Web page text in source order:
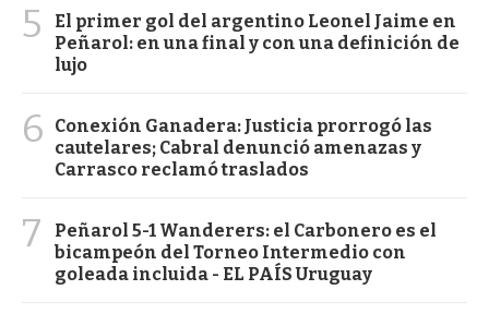
5
El primer gol del argentino Leonel Jaime en
Peñarol: en una final y con una definición de
lujo
6
Conexión Ganadera: Justicia prorrogó las
cautelares; Cabral denunció amenazas y
Carrasco reclamó traslados
7
Peñarol 5-1 Wanderers: el Carbonero es el
bicampeón del Torneo Intermedio con
goleada incluida - EL PAÍS Uruguay